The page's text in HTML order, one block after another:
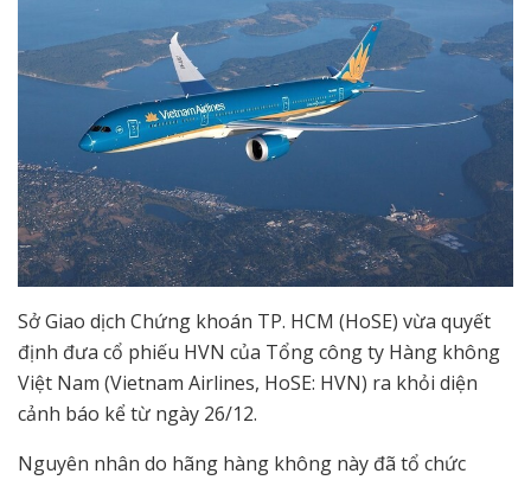
Sở Giao dịch Chứng khoán TP. HCM (HoSE) vừa quyết
định đưa cổ phiếu HVN của Tổng công ty Hàng không
Việt Nam (Vietnam Airlines, HoSE: HVN) ra khỏi diện
cảnh báo kể từ ngày 26/12.
Nguyên nhân do hãng hàng không này đã tổ chức